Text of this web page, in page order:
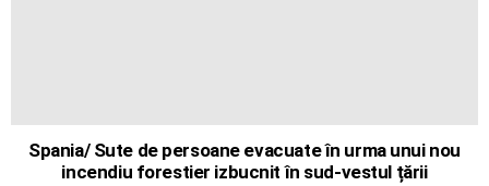
Spania/ Sute de persoane evacuate în urma unui nou
incendiu forestier izbucnit în sud-vestul țării